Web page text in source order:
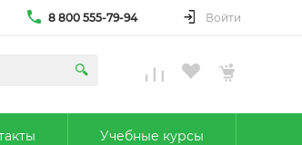
8 800 555-79-94 Войти
Учебные курсы